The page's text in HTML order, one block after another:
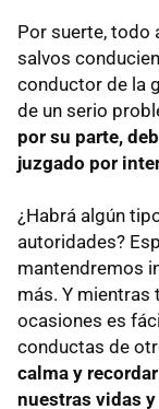
Por suerte, todo
salvos
conductor de la
de un serio
por su parte,
juzgado por
¿Habrá algún
autoridades?
mantendremos
más. Y mientras
ocasiones es
conductas de
calma y
nuestras vidas